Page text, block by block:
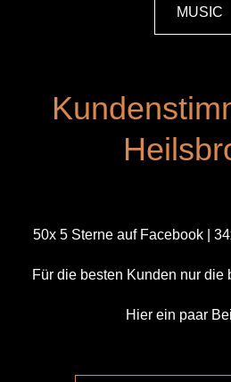
MUSIC
50x 5 Sterne auf Facebook |
Für die besten Kunden nur die
Hier ein paar